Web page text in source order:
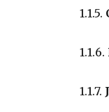
1.1.5.
1.1.6.
1.1.7.